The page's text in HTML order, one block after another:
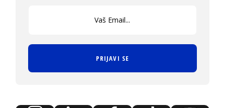
PRIJAVI SE